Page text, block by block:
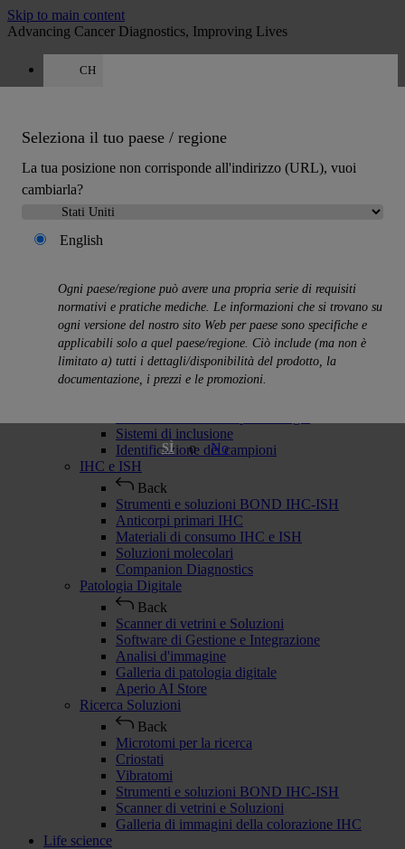
Skip to main content
Advancing Cancer Diagnostics, Improving Lives
CH
Seleziona il tuo paese / regione
La tua posizione non corrisponde all'indirizzo (URL), vuoi
cambiarla?
English
Ogni paese/regione può avere una propria serie di requisiti
normativi e pratiche mediche. Le informazioni che si trovano su
ogni versione del nostro sito Web per paese sono specifiche e
applicabili solo a quel paese/regione. Ciò include (ma non è
limitato a) tutti i dettagli/disponibilità del prodotto, la
documentazione, i prezzi e le promozioni.
SÌ o No
MENU
Back
Soluzioni di istologia
Processatori di tessuti
Coloratori e coprivetrini
Microtomi
Sistemi di inclusione
Identificazione dei campioni
IHC e ISH
Back
Strumenti e soluzioni BOND IHC-ISH
Anticorpi primari IHC
Materiali di consumo IHC e ISH
Soluzioni molecolari
Companion Diagnostics
Patologia Digitale
Back
Scanner di vetrini e Soluzioni
Software di Gestione e Integrazione
Analisi d'immagine
Galleria di patologia digitale
Aperio AI Store
Ricerca Soluzioni
Back
Microtomi per la ricerca
Criostati
Vibratomi
Strumenti e soluzioni BOND IHC-ISH
Scanner di vetrini e Soluzioni
Galleria di immagini della colorazione IHC
Life science